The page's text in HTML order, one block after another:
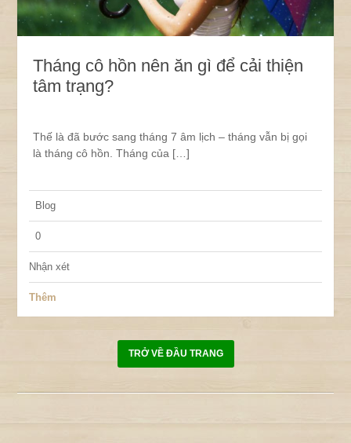
Tháng cô hồn nên ăn gì để cải thiện
tâm trạng?
Thế là đã bước sang tháng 7 âm lịch – tháng vẫn bị gọi
là tháng cô hồn. Tháng của […]
Blog
0
Nhận xét
Thêm
TRỞ VỀ ĐẦU TRANG